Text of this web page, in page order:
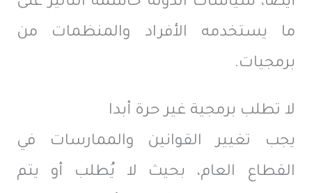
ما يستخدمه الأفراد والمنظمات من
برمجيات.
لا تطلب برمجية غير حرة أبدا
يجب تغيير القوانين والممارسات في
القطاع العام، بحيث لا يُطلب أو يتم